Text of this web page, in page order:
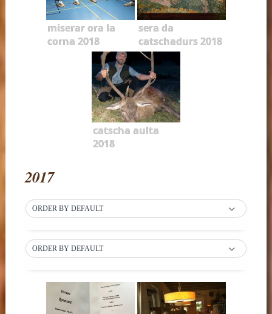
miserar ora la
corna 2018
sera da
catschadurs 2018
catscha aulta
2018
2017
ORDER BY DEFAULT
ORDER BY DEFAULT